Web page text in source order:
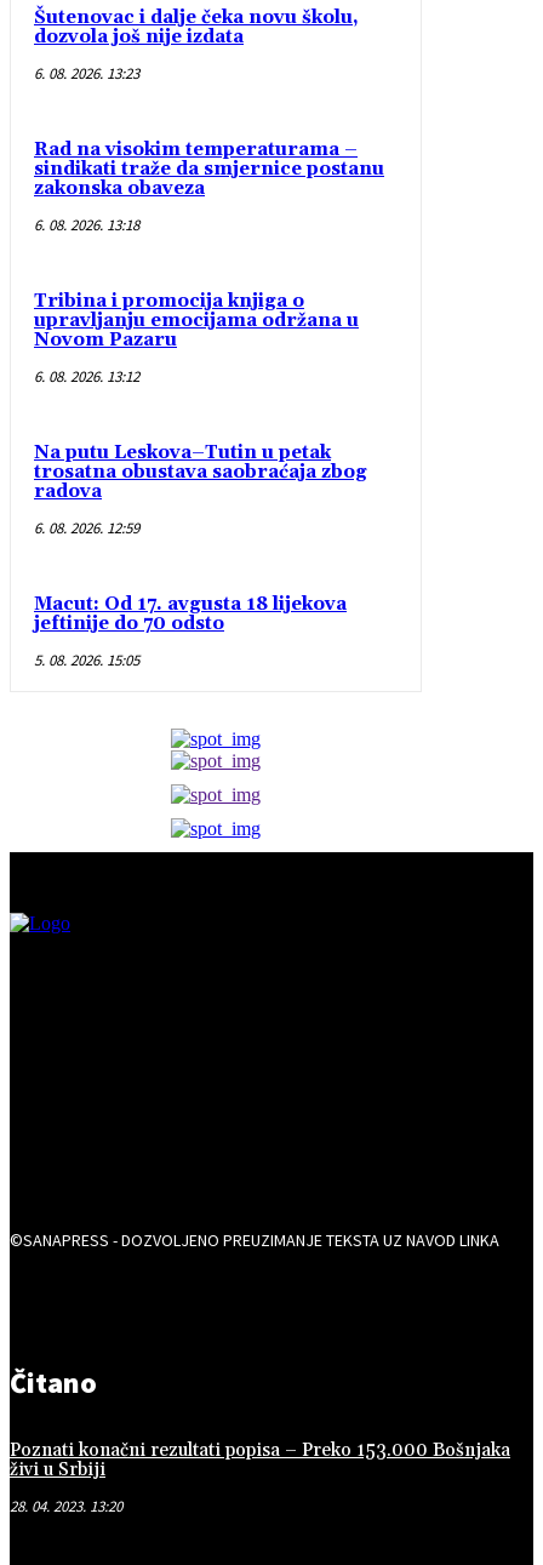
Šutenovac i dalje čeka novu školu,
dozvola još nije izdata
6. 08. 2026. 13:23
Rad na visokim temperaturama –
sindikati traže da smjernice postanu
zakonska obaveza
6. 08. 2026. 13:18
Tribina i promocija knjiga o
upravljanju emocijama održana u
Novom Pazaru
6. 08. 2026. 13:12
Na putu Leskova–Tutin u petak
trosatna obustava saobraćaja zbog
radova
6. 08. 2026. 12:59
Macut: Od 17. avgusta 18 lijekova
jeftinije do 70 odsto
5. 08. 2026. 15:05
©SANAPRESS - DOZVOLJENO PREUZIMANJE TEKSTA UZ NAVOD LINKA
Čitano
Poznati konačni rezultati popisa – Preko 153.000 Bošnjaka
živi u Srbiji
28. 04. 2023. 13:20